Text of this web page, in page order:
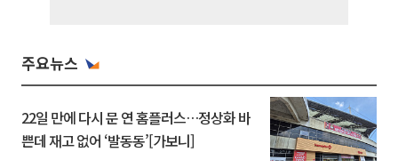
주요뉴스
22일 만에 다시 문 연 홈플러스…정상화 바
쁜데 재고 없어 ‘발동동’[가보니]